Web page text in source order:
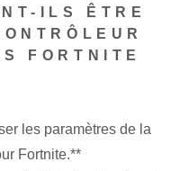
ILS ÊTRE
FORTNITE
les paramètres de la
Fortnite.**